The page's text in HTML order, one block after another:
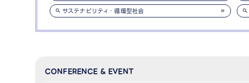
CONFERENCE & EVENT
サステナビリティ・循環型社会